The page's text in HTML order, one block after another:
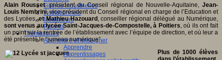
Filières industrielles
Institutionnels
Médiateurs
Parents
Thématiques
Apprendre et enseigner
Apprendre
Apprentissages
Alain Rousset, président du Conseil régional de Nouvelle-Aquitaine, Jean-
Louis Nembrini, vice-président du Conseil régional en charge de l’Education et
des Lycées,et Mathieu Hazouard , conseiller régional délégué au Numérique,
sont venus au lycée Saint-Jacques-de-Compostelle, à Poitiers, où ils ont fait
un point sur la rentrée de l’établissement avec l’équipe de direction, et où leur a
été présenté le “jumeau numérique”.
Plus de 1000 élèves